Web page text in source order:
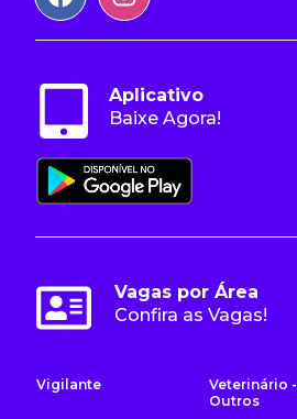
Aplicativo
Baixe Agora!
Vagas por Área
Confira as Vagas!
Vigilante
Veterinário -
Outros